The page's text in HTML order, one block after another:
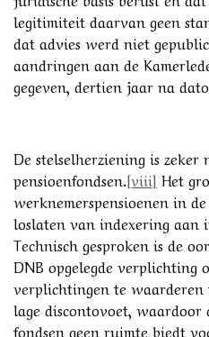
legitimiteit daarvan geen
dat advies werd niet
aandringen aan de
gegeven, dertien jaar na
De stelselherziening is
pensioenfondsen. [viii] Het
werknemerspensioenen in
loslaten van indexering aan
Technisch gesproken is de
DNB opgelegde verplichting
verplichtingen te waarderen
lage discontovoet,
fondsen geen ruimte biedt